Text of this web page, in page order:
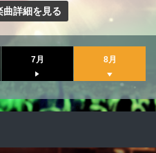
曲詳細を見る
7月 8月